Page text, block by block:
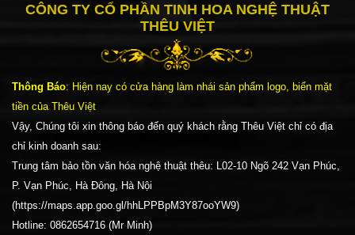
CÔNG TY CỔ PHẦN TINH HOA NGHỆ THUẬT
THÊU VIỆT
Thông Báo: Hiện nay có cửa hàng làm nhái sản phẩm logo, biển mặt
tiền của Thêu Việt
Vậy, Chúng tôi xin thông báo đến quý khách rằng Thêu Việt chỉ có địa
chỉ kinh doanh sau:
Trung tâm bảo tồn văn hóa nghệ thuật thêu: L02-10 Ngõ 242 Vạn Phúc,
P. Vạn Phúc, Hà Đông, Hà Nội
(https://maps.app.goo.gl/hhLPPBpM3Y87ooYW9)
Hotline: 0862654716 (Mr Minh)